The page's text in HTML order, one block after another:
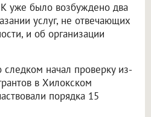
уже было возбуждено два
услуг, не отвечающих
и об организации
следком начал проверку из-
в Хилокском
порядка 15